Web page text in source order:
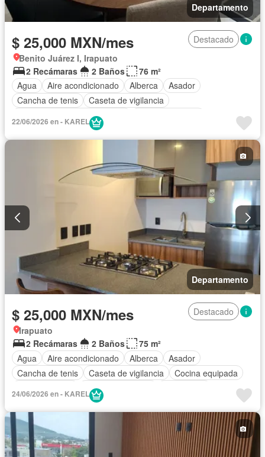
Departamento
$ 25,000 MXN/mes
Destacado
Benito Juárez I, Irapuato
2 Recámaras
2 Baños
76 m²
Agua
Aire acondicionado Alberca
Asador
Cancha de tenis
Caseta de vigilancia
Circuito cerrado de televisión
Electricidad
Internet
Seguridad
Vista panorámica
Wifi Permite mascotas
Permite niños
22/06/2026 en - KAREL
Departamento
$ 25,000 MXN/mes
Destacado
Irapuato
2 Recámaras
2 Baños
75 m²
Agua
Aire acondicionado Alberca
Asador
Cancha de tenis
Caseta de vigilancia
Cocina equipada
Cuarto de servicio
Estacionamiento
Despacho
Recámara con closet
Televisión por cable
Terraza
Vista panorámica Wifi
Permite mascotas
Completamente amueblado
24/06/2026 en - KAREL